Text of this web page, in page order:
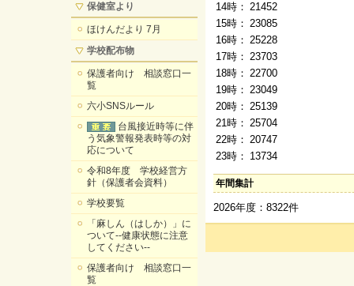
保健室より
ほけんだより 7月
学校配布物
保護者向け 相談窓口一
覧
六小SNSルール
台風接近時等に伴
う気象警報発表時等の対
応について
令和8年度 学校経営方
針（保護者会資料）
学校要覧
「麻しん（はしか）」に
ついて--健康状態に注意
してください--
保護者向け 相談窓口一
覧
14時： 21452
15時： 23085
16時： 25228
17時： 23703
18時： 22700
19時： 23049
20時： 25139
21時： 25704
22時： 20747
23時： 13734
年間集計
2026年度：8322件